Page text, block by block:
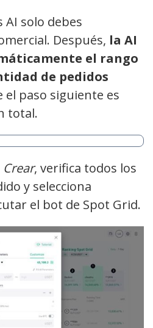
solo debes
Después, la AI
el rango
de pedidos
el paso siguiente es
total.
Crear, verifica todos los
y selecciona
el bot de Spot Grid.